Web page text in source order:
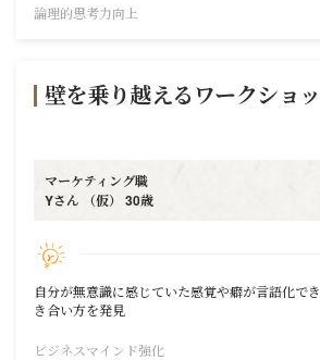
論理的思考力向上
壁を乗り越えるワークショ
マーケティング職
Yさん （仮） 30歳
自分が無意識に感じていた感覚や癖が言語化で
き合い方を発見
ビジネスマインド強化